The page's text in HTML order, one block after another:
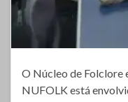
O Núcleo de Folclore
NUFOLK está